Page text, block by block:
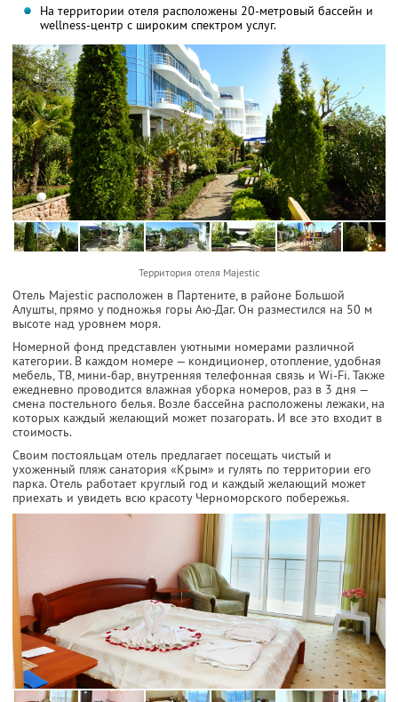
На территории отеля расположены 20-метровый бассейн и
wellness-центр с широким спектром услуг.
Территория отеля Majestic
Отель Majestic расположен в Партените, в районе Большой
Алушты, прямо у подножья горы Аю-Даг. Он разместился на 50 м
высоте над уровнем моря.
Номерной фонд представлен уютными номерами различной
категории. В каждом номере — кондиционер, отопление, удобная
мебель, ТВ, мини-бар, внутренняя телефонная связь и Wi-Fi. Также
ежедневно проводится влажная уборка номеров, раз в 3 дня —
смена постельного белья. Возле бассейна расположены лежаки, на
которых каждый желающий может позагорать. И все это входит в
стоимость.
Своим постояльцам отель предлагает посещать чистый и
ухоженный пляж санатория «Крым» и гулять по территории его
парка. Отель работает круглый год и каждый желающий может
приехать и увидеть всю красоту Черноморского побережья.